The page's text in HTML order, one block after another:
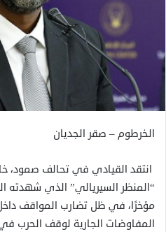
الخرطوم – صقر الجديان
انتقد القيادي في تحالف صمود،
“المنظر السيريالي” الذي شهدته
مؤخرًا، في ظل تضارب المواقف
المفاوضات الجارية لوقف الحرب